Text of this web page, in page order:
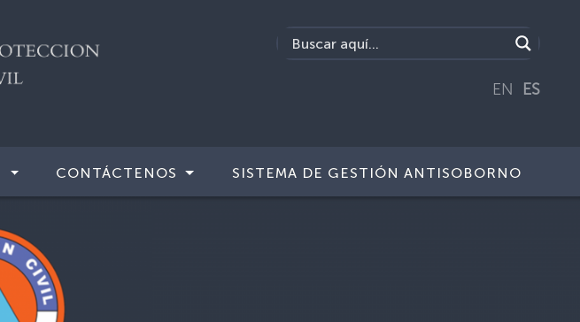
EN ES
CONTÁCTENOS SISTEMA DE GESTIÓN ANTISOBORNO